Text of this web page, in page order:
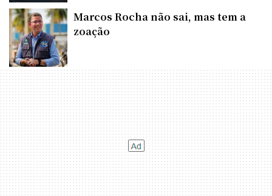
Marcos Rocha não sai, mas tem a
zoação